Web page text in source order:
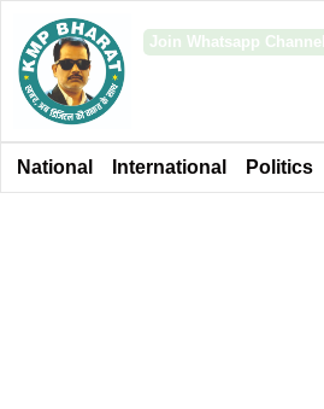
Join Whatsapp Channel
National International Politics